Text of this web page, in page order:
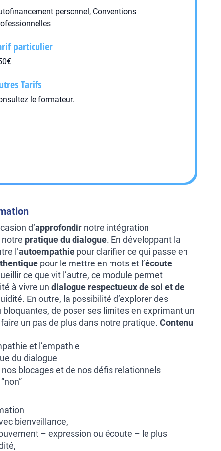
personnel, Conventions
particulier
Tarifs
le formateur.
d’approfondir notre intégration
pratique du dialogue. En développant la
l’autoempathie pour clarifier ce qui passe en
pour le mettre en mots et l’écoute
ce que vit l’autre, ce module permet
à vivre un dialogue respectueux de soi et de
En outre, la possibilité d’explorer des
de poser ses limites en exprimant un
un pas de plus dans notre pratique. Contenu
et l’empathie
du dialogue
blocages et de nos défis relationnels
bienveillance,
– expression ou écoute – le plus